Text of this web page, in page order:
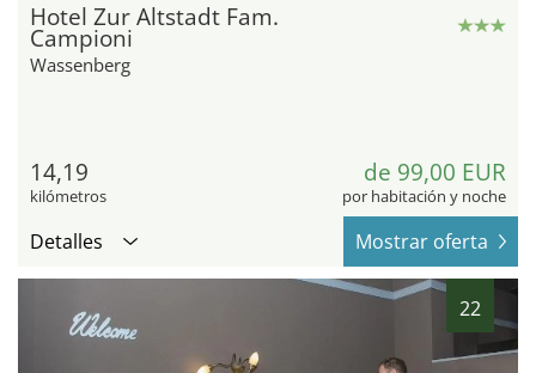
Hotel Zur Altstadt Fam.
Campioni
Wassenberg
14,19
kilómetros
de 99,00 EUR
por habitación y noche
Detalles Mostrar oferta
22